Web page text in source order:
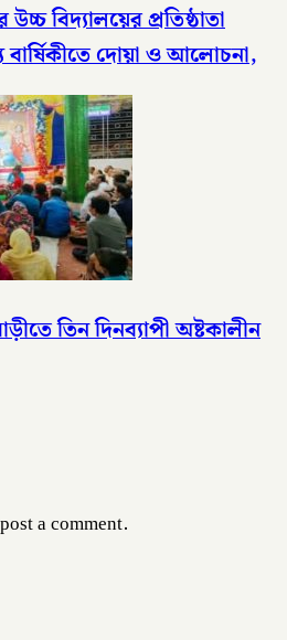
বিদ্যালয়ের প্রতিষ্ঠাতা
দোয়া ও আলোচনা,
তিন দিনব্যাপী অষ্টকালীন
a comment.